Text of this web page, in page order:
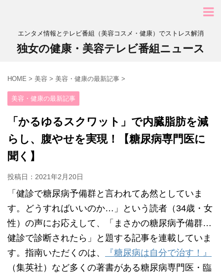
エンタメ情報とテレビ番組（美容コスメ・健康）でストレス解消
独女の健康・美容テレビ番組ニュース
HOME > 美容 > 美容・健康の最新記事 >
美容・健康の最新記事
「かるゆるスクワット」で内臓脂肪を減
らし、腹やせを実現！【糖尿病専門医に
聞く】
投稿日： 2021年2月20日
「健診で糖尿病予備群と言われてあ然としていま
す。どうすればいいのか…」という読者（34歳・女
性）の声にお応えして、「まさかの糖尿病予備群…
健診で診断されたら」と題する記事を連載していま
す。指南いただくのは、
『糖尿病は自分で治す！』
（集英社）など多くの著書がある糖尿病専門医・臨